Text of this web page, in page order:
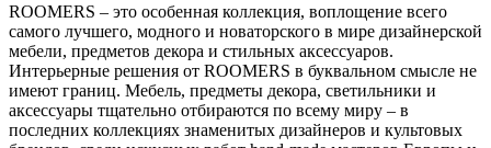
ROOMERS – это особенная коллекция, воплощение всего
самого лучшего, модного и новаторского в мире дизайнерской
мебели, предметов декора и стильных аксессуаров.
Интерьерные решения от ROOMERS в буквальном смысле не
имеют границ. Мебель, предметы декора, светильники и
аксессуары тщательно отбираются по всему миру – в
последних коллекциях знаменитых дизайнеров и культовых